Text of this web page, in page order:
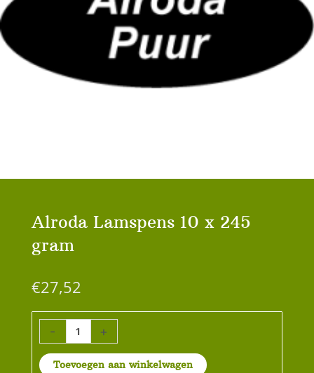
Alroda Lamspens 10 x 245
gram
€27,52
-
Alroda
Lamspens
x
+
Toevoegen aan winkelwagen